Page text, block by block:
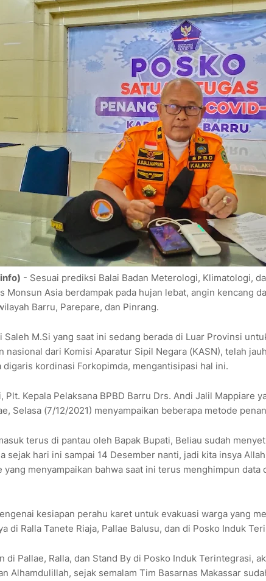
- Sesuai prediksi Balai Badan Meterologi, Klimatologi,
Monsun Asia berdampak pada hujan lebat, angin kencang
Barru, Parepare, dan Pinrang.
Saleh M.Si yang saat ini sedang berada di Luar Provinsi
nasional dari Komisi Aparatur Sipil Negara (KASN), telah
kordinasi Forkopimda, mengantisipasi hal ini.
Kepala Pelaksana BPBD Barru Drs. Andi Jalil Mappiare
Selasa (7/12/2021) menyampaikan beberapa metode
terus di pantau oleh Bapak Bupati, Beliau sudah
sejak hari ini sampai 14 Desember nanti, jadi kita insya
yang menyampaikan bahwa saat ini terus menghimpun
kesiapan perahu karet untuk evakuasi warga yang
di Ralla Tanete Riaja, Pallae Balusu, dan di Posko Induk
di Pallae, Ralla, dan Stand By di Posko Induk Terintegrasi,
Alhamdulillah, sejak semalam Tim Basarnas Makassar